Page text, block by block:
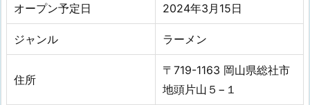
オープン予定日 2024年3月15日
ジャンル ラーメン
住所
〒719-1163 岡山県総社市
地頭片山５−１